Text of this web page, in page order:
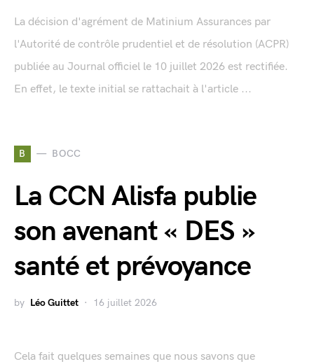
La décision d'agrément de Matinium Assurances par
l'Autorité de contrôle prudentiel et de résolution (ACPR)
publiée au Journal officiel le 10 juillet 2026 est rectifiée.
En effet, le texte initial se rattachait à l'article ...
B BOCC
La CCN Alisfa publie
son avenant « DES »
santé et prévoyance
by Léo Guittet 16 juillet 2026
Cela fait quelques semaines que nous savons que